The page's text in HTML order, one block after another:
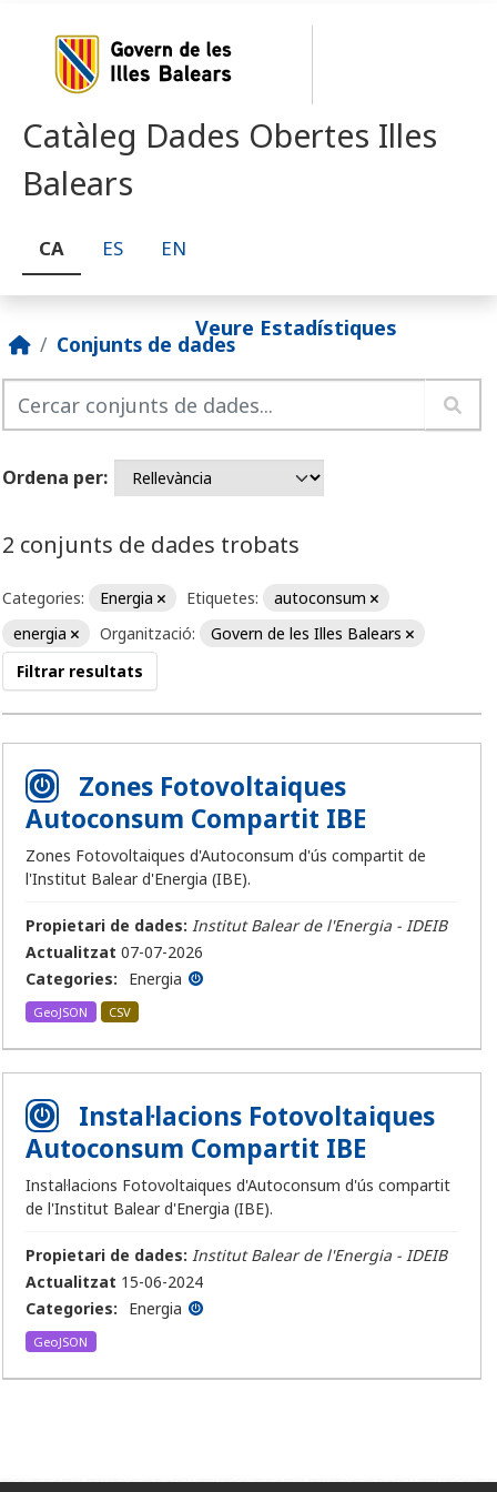
Catàleg Dades Obertes Illes
Balears
CA ES EN
Veure Estadístiques
Conjunts de dades
Ordena per
2 conjunts de dades trobats
Categories: Energia Etiquetes:
autoconsum
energia
Organització:
Govern de les Illes Balears
Filtrar resultats
Zones Fotovoltaiques
Autoconsum Compartit IBE
Zones Fotovoltaiques d'Autoconsum d'ús compartit de
l'Institut Balear d'Energia (IBE).
Propietari de dades: Institut Balear de l'Energia - IDEIB
Actualitzat 07-07-2026
Categories:
Energia
GeoJSON CSV
Instal·lacions Fotovoltaiques
Autoconsum Compartit IBE
Instal·lacions Fotovoltaiques d'Autoconsum d'ús compartit
de l'Institut Balear d'Energia (IBE).
Propietari de dades: Institut Balear de l'Energia - IDEIB
Actualitzat 15-06-2024
Categories:
Energia
GeoJSON